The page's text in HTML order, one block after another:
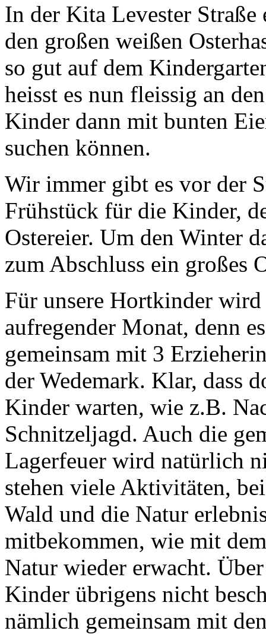
In der Kita Levester
den großen weißen
so gut auf dem
heisst es nun fleissig an
Kinder dann mit bunten
suchen können.
Wir immer gibt es vor der
Frühstück für die Kinder,
Ostereier. Um den Winter
zum Abschluss ein großes
Für unsere Hortkinder
aufregender Monat, denn
gemeinsam mit 3
der Wedemark. Klar, dass
Kinder warten, wie z.B.
Schnitzeljagd. Auch die
Lagerfeuer wird natürlich
stehen viele Aktivitäten,
Wald und die Natur
mitbekommen, wie mit
Natur wieder erwacht.
Kinder übrigens nicht
nämlich gemeinsam mit